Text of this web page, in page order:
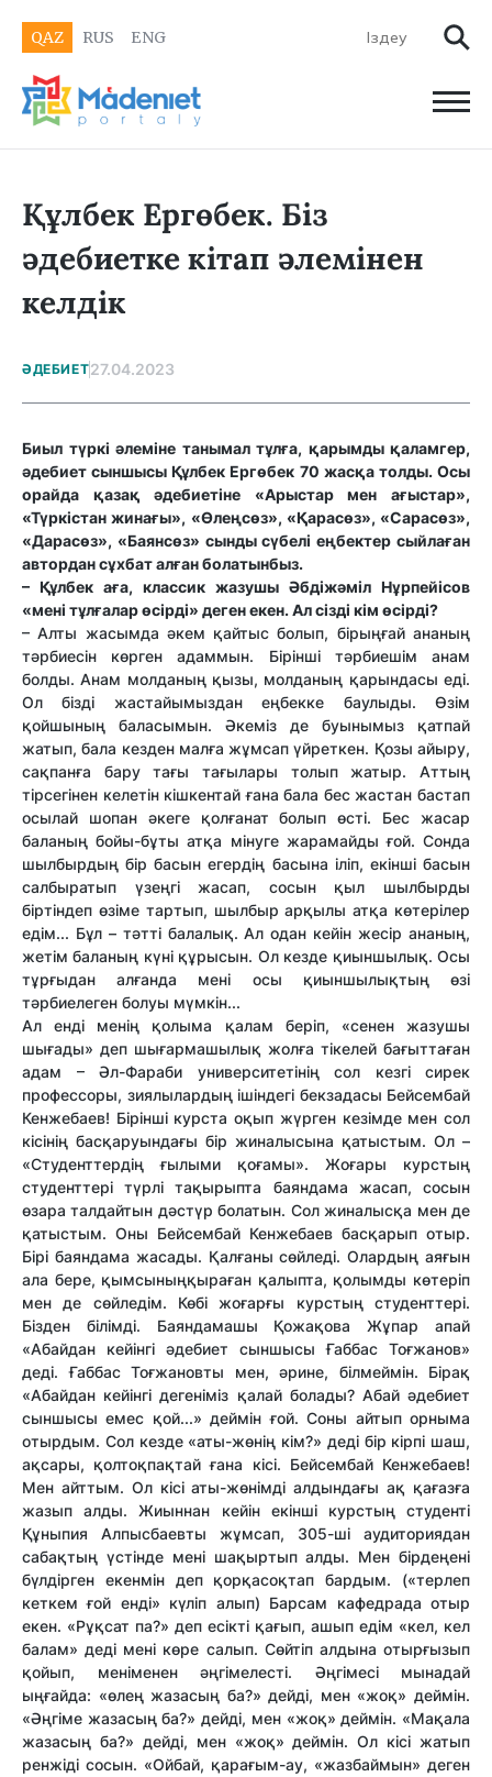
QAZ RUS ENG
Құлбек Ергөбек. Біз
әдебиетке кітап әлемінен
келдік
ӘДЕБИЕТ27.04.2023
Биыл түркі әлеміне танымал тұлға, қарымды қаламгер,
әдебиет сыншысы Құлбек Ергөбек 70 жасқа толды. Осы
орайда қазақ әдебиетіне «Арыстар мен ағыстар»,
«Түркістан жинағы», «Өлеңсөз», «Қарасөз», «Сарасөз»,
«Дарасөз», «Баянсөз» сынды сүбелі еңбектер сыйлаған
автордан сұхбат алған болатынбыз.
– Құлбек аға, классик жазушы Әбдіжәміл Нұрпейісов
«мені тұлғалар өсірді» деген екен. Ал сізді кім өсірді?
– Алты жасымда әкем қайтыс болып, бірыңғай ананың
тәрбиесін көрген адаммын. Бірінші тәрбиешім анам
болды. Анам молданың қызы, молданың қарындасы еді.
Ол бізді жастайымыздан еңбекке баулыды. Өзім
қойшының баласымын. Әкеміз де буынымыз қатпай
жатып, бала кезден малға жұмсап үйреткен. Қозы айыру,
сақпанға бару тағы тағылары толып жатыр. Аттың
тірсегінен келетін кішкентай ғана бала бес жастан бастап
осылай шопан әкеге қолғанат болып өсті. Бес жасар
баланың бойы-бұты атқа мінуге жарамайды ғой. Сонда
шылбырдың бір басын егердің басына іліп, екінші басын
салбыратып үзеңгі жасап, сосын қыл шылбырды
біртіндеп өзіме тартып, шылбыр арқылы атқа көтерілер
едім... Бұл – тәтті балалық. Ал одан кейін жесір ананың,
жетім баланың күні құрысын. Ол кезде қиыншылық. Осы
тұрғыдан алғанда мені осы қиыншылықтың өзі
тәрбиелеген болуы мүмкін...
Ал енді менің қолыма қалам беріп, «сенен жазушы
шығады» деп шығармашылық жолға тікелей бағыттаған
адам – Әл-Фараби университетінің сол кезгі сирек
профессоры, зиялылардың ішіндегі бекзадасы Бейсембай
Кенжебаев! Бірінші курста оқып жүрген кезімде мен сол
кісінің басқаруындағы бір жиналысына қатыстым. Ол –
«Студенттердің ғылыми қоғамы». Жоғары курстың
студенттері түрлі тақырыпта баяндама жасап, сосын
өзара талдайтын дәстүр болатын. Сол жиналысқа мен де
қатыстым. Оны Бейсембай Кенжебаев басқарып отыр.
Бірі баяндама жасады. Қалғаны сөйледі. Олардың аяғын
ала бере, қымсыныңқыраған қалыпта, қолымды көтеріп
мен де сөйледім. Көбі жоғарғы курстың студенттері.
Бізден білімді. Баяндамашы Қожақова Жұпар апай
«Абайдан кейінгі әдебиет сыншысы Ғаббас Тоғжанов»
деді. Ғаббас Тоғжановты мен, әрине, білмеймін. Бірақ
«Абайдан кейінгі дегеніміз қалай болады? Абай әдебиет
сыншысы емес қой...» деймін ғой. Соны айтып орныма
отырдым. Сол кезде «аты-жөнің кім?» деді бір кірпі шаш,
ақсары, қолтоқпақтай ғана кісі. Бейсембай Кенжебаев!
Мен айттым. Ол кісі аты-жөнімді алдындағы ақ қағазға
жазып алды. Жиыннан кейін екінші курстың студенті
Құныпия Алпысбаевты жұмсап, 305-ші аудиториядан
сабақтың үстінде мені шақыртып алды. Мен бірдеңені
бүлдірген екенмін деп қорқасоқтап бардым. («терлеп
кеткем ғой енді» күліп алып) Барсам кафедрада отыр
екен. «Рұқсат па?» деп есікті қағып, ашып едім «кел, кел
балам» деді мені көре салып. Сөйтіп алдына отырғызып
қойып, меніменен әңгімелесті. Әңгімесі мынадай
ыңғайда: «өлең жазасың ба?» дейді, мен «жоқ» деймін.
«Әңгіме жазасың ба?» дейді, мен «жоқ» деймін. «Мақала
жазасың ба?» дейді, мен «жоқ» деймін. Ол кісі жатып
ренжіді сосын. «Ойбай, қарағым-ау, «жазбаймын» деген